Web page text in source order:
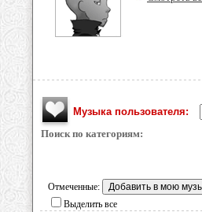
Музыка пользователя:
Поиск по категориям:
Отмеченные:
Выделить все